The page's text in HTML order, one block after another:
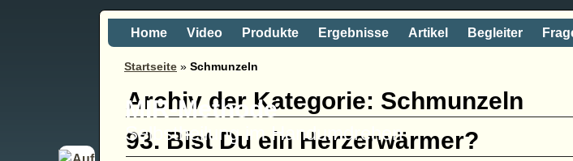
MIR-Methode
Selbstheilung im Handumdrehen
Home Video Produkte Ergebnisse Artikel Begleiter
Startseite » Schmunzeln
Archiv der Kategorie: Schmunzeln
93. Bist Du ein Herzerwärmer?